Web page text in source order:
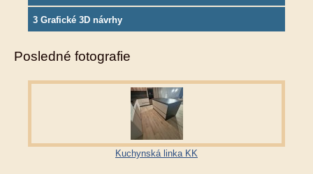
3 Grafické 3D návrhy
Posledné fotografie
Kuchynská linka KK